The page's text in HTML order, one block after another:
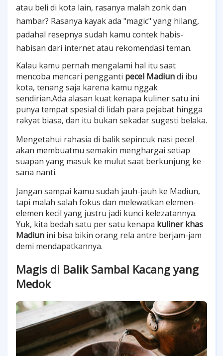
atau beli di kota lain, rasanya malah zonk dan
hambar? Rasanya kayak ada "magic" yang hilang,
padahal resepnya sudah kamu contek habis-
habisan dari internet atau rekomendasi teman.
Kalau kamu pernah mengalami hal itu saat
mencoba mencari pengganti pecel Madiundi ibu
kota, tenang saja karena kamu nggak
sendirian.Ada alasan kuat kenapa kuliner satu ini
punya tempat spesial di lidah para pejabat hingga
rakyat biasa, dan itu bukan sekadar sugesti belaka.
Mengetahui rahasia di balik sepincuk nasi pecel
akan membuatmu semakin menghargai setiap
suapan yang masuk ke mulut saat berkunjung ke
sana nanti.
Jangan sampai kamu sudah jauh-jauh ke Madiun,
tapi malah salah fokus dan melewatkan elemen-
elemen kecil yang justru jadi kunci kelezatannya.
Yuk, kita bedah satu per satu kenapa kuliner khas
Madiun ini bisa bikin orang rela antre berjam-jam
demi mendapatkannya.
Magis di Balik Sambal Kacang yang
Medok